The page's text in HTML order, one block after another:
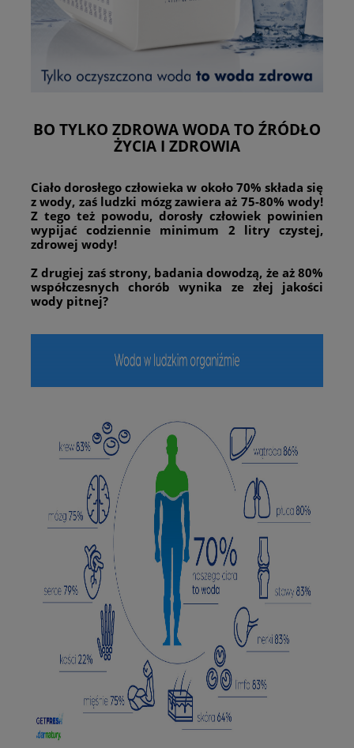
BO TYLKO ZDROWA WODA TO ŹRÓDŁO
ŻYCIA I ZDROWIA
Ciało dorosłego człowieka w około 70% składa się
z wody, zaś ludzki mózg zawiera aż 75-80% wody!
Z tego też powodu, dorosły człowiek powinien
wypijać codziennie minimum 2 litry czystej,
zdrowej wody!
Z drugiej zaś strony, badania dowodzą, że aż 80%
współczesnych chorób wynika ze złej jakości
wody pitnej?